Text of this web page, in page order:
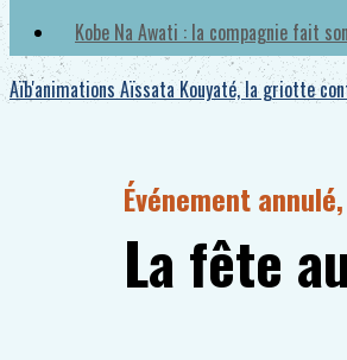
Kobe Na Awati : la compagnie fait
Aïb'animations Aïssata Kouyaté, la griotte
Événement
La fête